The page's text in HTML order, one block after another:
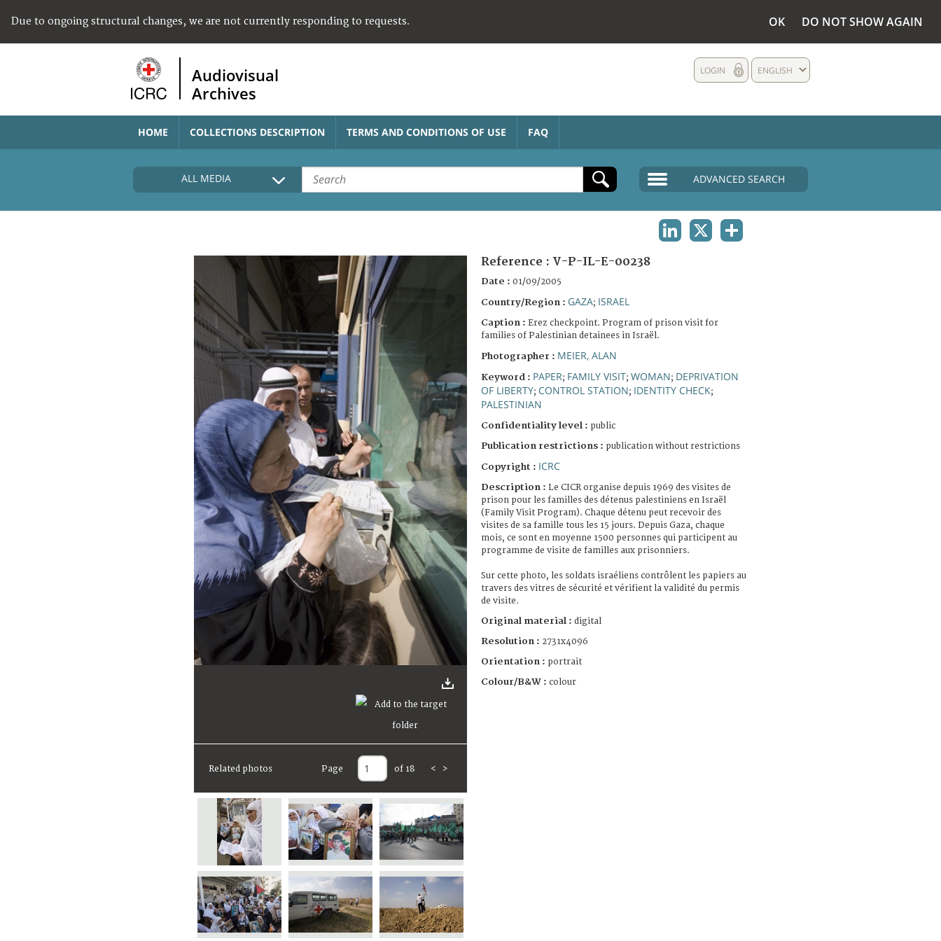
Due to ongoing structural changes, we are not currently responding to requests. OK DO NOT SHOW AGAIN
Audiovisual
Archives
ENGLISH
LOGIN
HOME COLLECTIONS DESCRIPTION TERMS AND CONDITIONS OF USE FAQ
ALL MEDIA ADVANCED SEARCH
Related photos Page of 18 < >
Reference : V-P-IL-E-00238
Date : 01/09/2005
Country/Region : GAZA; ISRAEL
Caption : Erez checkpoint. Program of prison visit for
families of Palestinian detainees in Israël.
Photographer : MEIER, ALAN
Keyword : PAPER; FAMILY VISIT; WOMAN; DEPRIVATION
OF LIBERTY; CONTROL STATION; IDENTITY CHECK;
PALESTINIAN
Confidentiality level : public
Publication restrictions : publication without restrictions
Copyright : ICRC
Description : Le CICR organise depuis 1969 des visites de
prison pour les familles des détenus palestiniens en Israël
(Family Visit Program). Chaque détenu peut recevoir des
visites de sa famille tous les 15 jours. Depuis Gaza, chaque
mois, ce sont en moyenne 1500 personnes qui participent au
programme de visite de familles aux prisonniers.
Sur cette photo, les soldats israéliens contrôlent les papiers au
travers des vitres de sécurité et vérifient la validité du permis
de visite.
Original material : digital
Resolution : 2731x4096
Orientation : portrait
Colour/B&W : colour